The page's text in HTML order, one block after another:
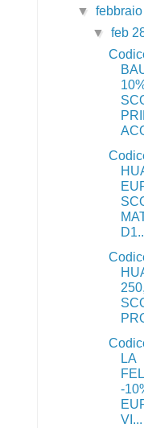
▼febbraio
▼feb
LA
-
VI...